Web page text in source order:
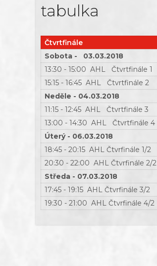
tabulka
Čtvrtfinále
Sobota - 03.03.2018
13:30 - 15:00 AHL Čtvrtfinále 1
15:15 - 16:45 AHL Čtvrtfinále 2
Neděle - 04.03.2018
11:15 - 12:45 AHL Čtvrtfinále 3
13:00 - 14:30 AHL Čtvrtfinále 4
Úterý - 06.03.2018
18:45 - 20:15 AHL Čtvrfinále 1/2
20:30 - 22:00 AHL Čtvrfinále 2/2
Středa - 07.03.2018
17:45 - 19:15 AHL Čtvrfinále 3/2
19:30 - 21:00 AHL Čtvrfinále 4/2